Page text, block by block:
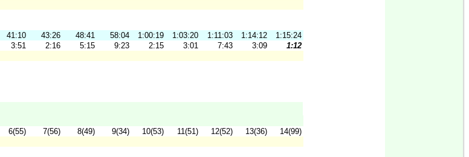
41:10 43:26 48:41 58:04 1:00:19 1:03:20 1:11:03 1:14:12
1:15:24
3:51 2:16 5:15 9:23 2:15 3:01 7:43 3:09
1:12
6(55) 7(56) 8(49) 9(34) 10(53) 11(51) 12(52) 13(36)
14(99)